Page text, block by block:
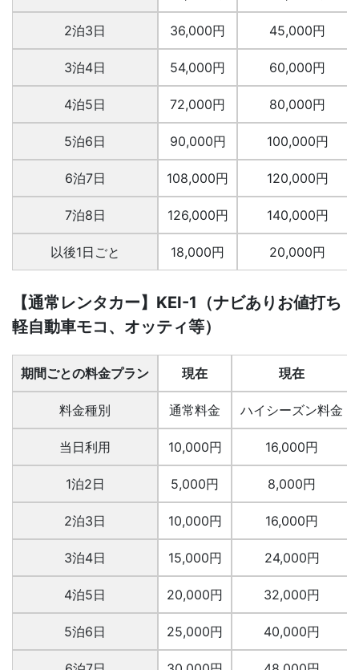
2泊3日
3泊4日
4泊5日
5泊6日
6泊7日
7泊8日
以後1日ごと
36,000円
54,000円
72,000円
90,000円
108,000円
126,000円
18,000円
45,000円
60,000円
80,000円
100,000円
120,000円
140,000円
20,000円
【通常レンタカー】KEI-1（ナビありお値打ち
軽自動車モコ、オッティ等）
期間ごとの料金プラン
料金種別
当日利用
1泊2日
2泊3日
3泊4日
4泊5日
5泊6日
現在
通常料金
10,000円
5,000円
10,000円
15,000円
20,000円
25,000円
現在
ハイシーズン料金
16,000円
8,000円
16,000円
24,000円
32,000円
40,000円